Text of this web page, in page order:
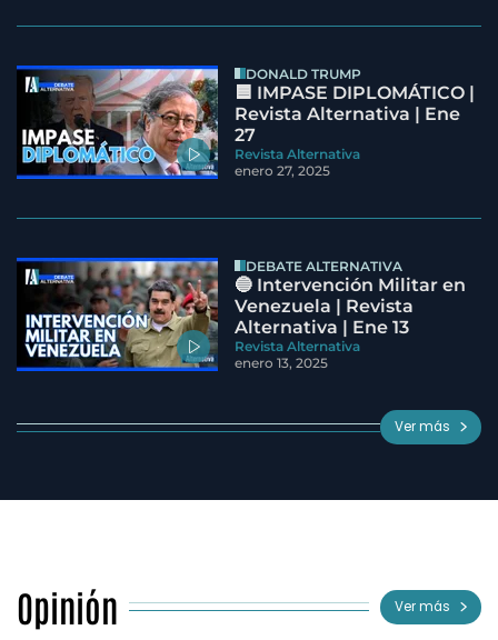
DONALD TRUMP
🟦 IMPASE DIPLOMÁTICO |
Revista Alternativa | Ene
27
Revista Alternativa
enero 27, 2025
DEBATE ALTERNATIVA
🔵 Intervención Militar en
Venezuela | Revista
Alternativa | Ene 13
Revista Alternativa
enero 13, 2025
Ver más
Opinión Ver más